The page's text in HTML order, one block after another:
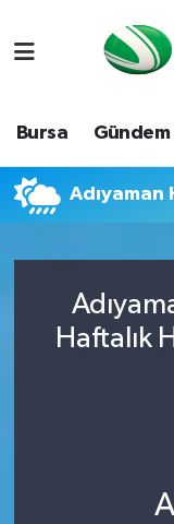
Bursa Gündem
Adıyaman
Haftalık
Bursa
Dünya
Ekonomi
Hava Durumu
Namaz
Süper Lig
Son Dakika